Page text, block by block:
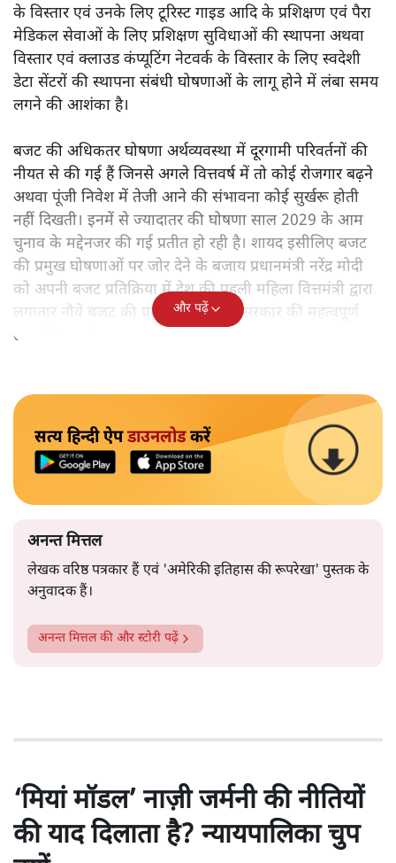
के विस्तार एवं उनके लिए टूरिस्ट गाइड आदि के प्रशिक्षण एवं पैरा
मेडिकल सेवाओं के लिए प्रशिक्षण सुविधाओं की स्थापना अथवा
विस्तार एवं क्लाउड कंप्यूटिंग नेटवर्क के विस्तार के लिए स्वदेशी
डेटा सेंटरों की स्थापना संबंधी घोषणाओं के लागू होने में लंबा समय
लगने की आशंका है।
बजट की अधिकतर घोषणा अर्थव्यवस्था में दूरगामी परिवर्तनों की
नीयत से की गई हैं जिनसे अगले वित्तवर्ष में तो कोई रोजगार बढ़ने
अथवा पूंजी निवेश में तेजी आने की संभावना कोई सुर्खरू होती
नहीं दिखती। इनमें से ज्यादातर की घोषणा साल 2029 के आम
चुनाव के मद्देनजर की गई प्रतीत हो रही है। शायद इसीलिए बजट
की प्रमुख घोषणाओं पर जोर देने के बजाय प्रधानमंत्री नरेंद्र मोदी
को अपनी बजट प्रतिक्रिया में देश की पहली महिला वित्तमंत्री द्वारा
लगातार नौवें बजट की प्रस्तुति को अपनी सरकार की महत्वपूर्ण
उपलब्धि बताने पर मजबूर होना पड़ा।
और पढ़ें
सत्य हिन्दी ऐपडाउनलोडकरें
अनन्त मित्तल
लेखक वरिष्ठ पत्रकार हैं एवं 'अमेरिकी इतिहास की रूपरेखा' पुस्तक के
अनुवादक हैं।
अनन्त मित्तलकी और स्टोरी पढ़ें
‘मियां मॉडल’ नाज़ी जर्मनी की नीतियों
की याद दिलाता है? न्यायपालिका चुप